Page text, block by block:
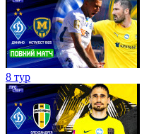
8 тур